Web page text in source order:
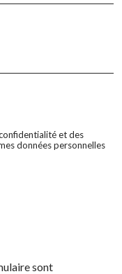
et des
données personnelles
sont